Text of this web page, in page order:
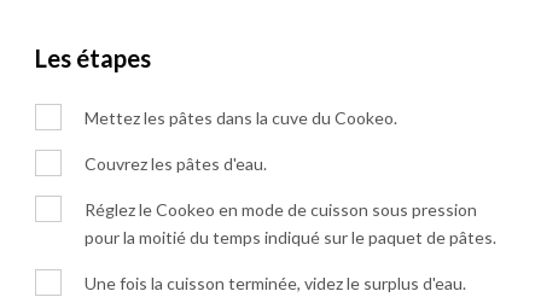
Les étapes
Mettez les pâtes dans la cuve du Cookeo.
Couvrez les pâtes d'eau.
Réglez le Cookeo en mode de cuisson sous pression
pour la moitié du temps indiqué sur le paquet de pâtes.
Une fois la cuisson terminée, videz le surplus d'eau.